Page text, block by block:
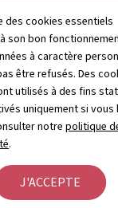
des cookies essentiels
son bon
à caractère
être refusés. Des
utilisés à des fins
uniquement si vous
notrepolitique
.
J'ACCEPTE
de ces
qui reflète la
un pays (valeurs
est mené par la
(91.781)
score et gagne
aux pays